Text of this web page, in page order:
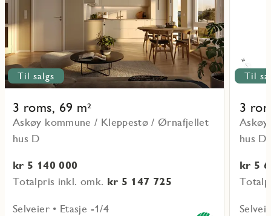
Til salgs
3 roms, 69 m²
Askøy kommune / Kleppestø / Ørnafjellet
hus D
kr 5 140 000
Totalpris inkl. omk. kr 5 147 725
Selveier • Etasje -1/4
U0101
Til
3
hus D
kr 5